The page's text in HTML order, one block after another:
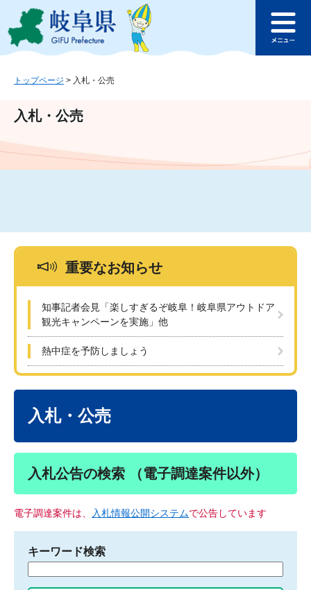
ジ
ュ
文
このページの本文へ
ュ
トップページ > 入札・公売
入札・公売
重要なお知らせ
知事記者会見「楽しすぎるぞ岐阜！岐阜県アウトドア
観光キャンペーンを実施」他
熱中症を予防しましょう
入札・公売
入札公告の検索 （電子調達案件以外）
電子調達案件は、 入札情報公開システムで公告しています
キーワード検索